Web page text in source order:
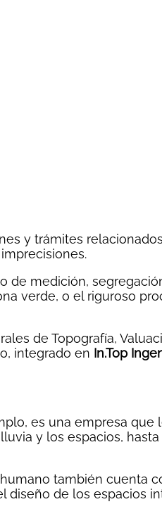
y trámites
de medición,
verde, o el riguroso
de Topografía,
integrado en In.Top
es una empresa
y los espacios,
también cuenta
diseño de los espacios